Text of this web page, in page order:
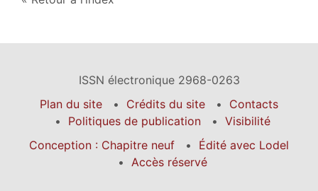
ISSN électronique 2968-0263
Plan du site
Crédits du site
Contacts
Politiques de publication
Visibilité
Conception : Chapitre neuf
Édité avec Lodel
Accès réservé